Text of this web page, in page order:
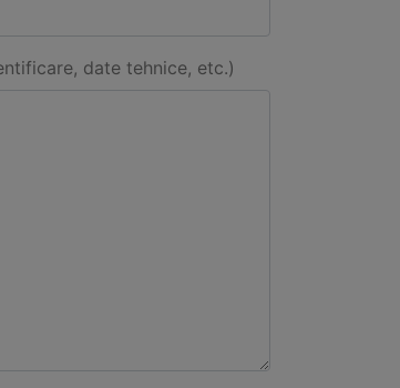
date tehnice, etc.)